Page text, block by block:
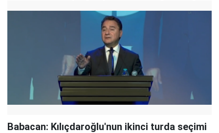
Babacan: Kılıçdaroğlu'nun ikinci turda seçimi